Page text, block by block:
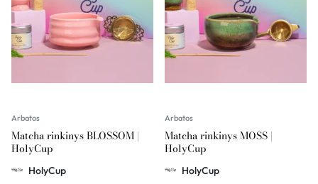
Arbatos
Matcha rinkinys BLOSSOM |
HolyCup
HolyCup
Arbatos
Matcha rinkinys MOSS |
HolyCup
HolyCup